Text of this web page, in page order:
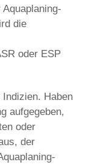
die
oder ESP
Haben
aufgegeben,
oder
der